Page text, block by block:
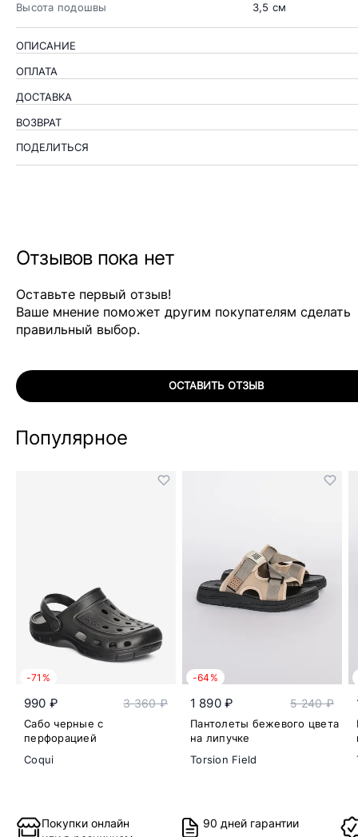
Высота подошвы
3,5 см
ОПИСАНИЕ
ОПЛАТА
ДОСТАВКА
ВОЗВРАТ
ПОДЕЛИТЬСЯ
Отзывов пока нет
Оставьте первый отзыв!
Ваше мнение поможет другим покупателям сделать
правильный выбор.
ОСТАВИТЬ ОТЗЫВ
Популярное
-71%
990 ₽ 3 360 ₽
Сабо черные с
перфорацией
Coqui
-64%
1 890 ₽ 5 240 ₽
Пантолеты бежевого цвета
на липучке
Torsion Field
Покупки онлайн
90 дней гарантии